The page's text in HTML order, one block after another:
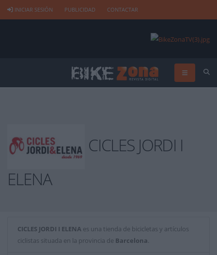
INICIAR SESIÓN PUBLICIDAD CONTACTAR
CICLES JORDI I
ELENA
CICLES JORDI I ELENA es una tienda de bicicletas y artículos
ciclistas situada en la provincia de Barcelona.